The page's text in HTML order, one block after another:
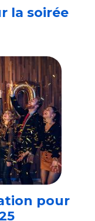
la soirée
pour